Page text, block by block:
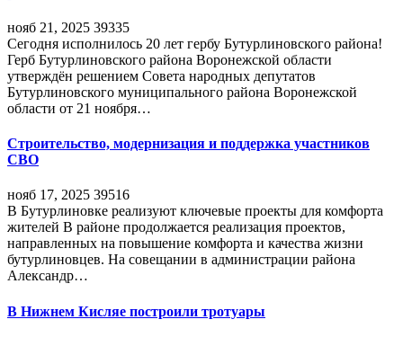
нояб 21, 2025 39335
Сегодня исполнилось 20 лет гербу Бутурлиновского района!
Герб Бутурлиновского района Воронежской области
утверждён решением Совета народных депутатов
Бутурлиновского муниципального района Воронежской
области от 21 ноября…
Строительство, модернизация и поддержка участников
СВО
нояб 17, 2025 39516
В Бутурлиновке реализуют ключевые проекты для комфорта
жителей В районе продолжается реализация проектов,
направленных на повышение комфорта и качества жизни
бутурлиновцев. На совещании в администрации района
Александр…
В Нижнем Кисляе построили тротуары